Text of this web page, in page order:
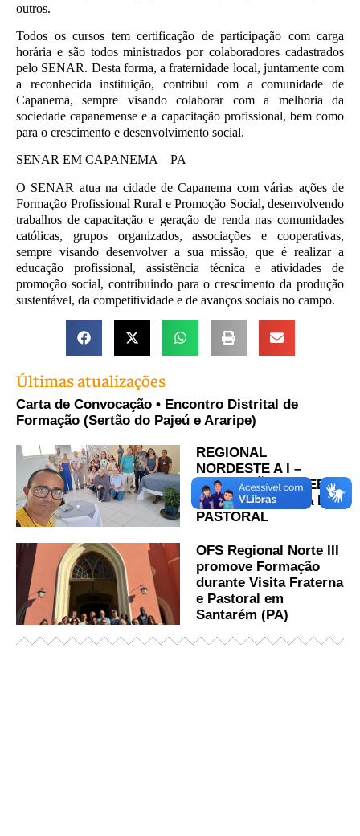
outros.
Todos os cursos tem certificação de participação com carga
horária e são todos ministrados por colaboradores cadastrados
pelo SENAR. Desta forma, a fraternidade local, juntamente com
a reconhecida instituição, contribui com a comunidade de
Capanema, sempre visando colaborar com a melhoria da
sociedade capanemense e a capacitação profissional, bem como
para o crescimento e desenvolvimento social.
SENAR EM CAPANEMA – PA
O SENAR atua na cidade de Capanema com várias ações de
Formação Profissional Rural e Promoção Social, desenvolvendo
trabalhos de capacitação e geração de renda nas comunidades
católicas, grupos organizados, associações e cooperativas,
sempre visando desenvolver a sua missão, que é realizar a
educação profissional, assistência técnica e atividades de
promoção social, contribuindo para o crescimento da produção
sustentável, da competitividade e de avanços sociais no campo.
Últimas atualizações
Carta de Convocação • Encontro Distrital de
Formação (Sertão do Pajeú e Araripe)
REGIONAL
NORDESTE A I –
MARANHÃO RECEBE
VISITA FRATERNA E
PASTORAL
OFS Regional Norte III
promove Formação
durante Visita Fraterna
e Pastoral em
Santarém (PA)